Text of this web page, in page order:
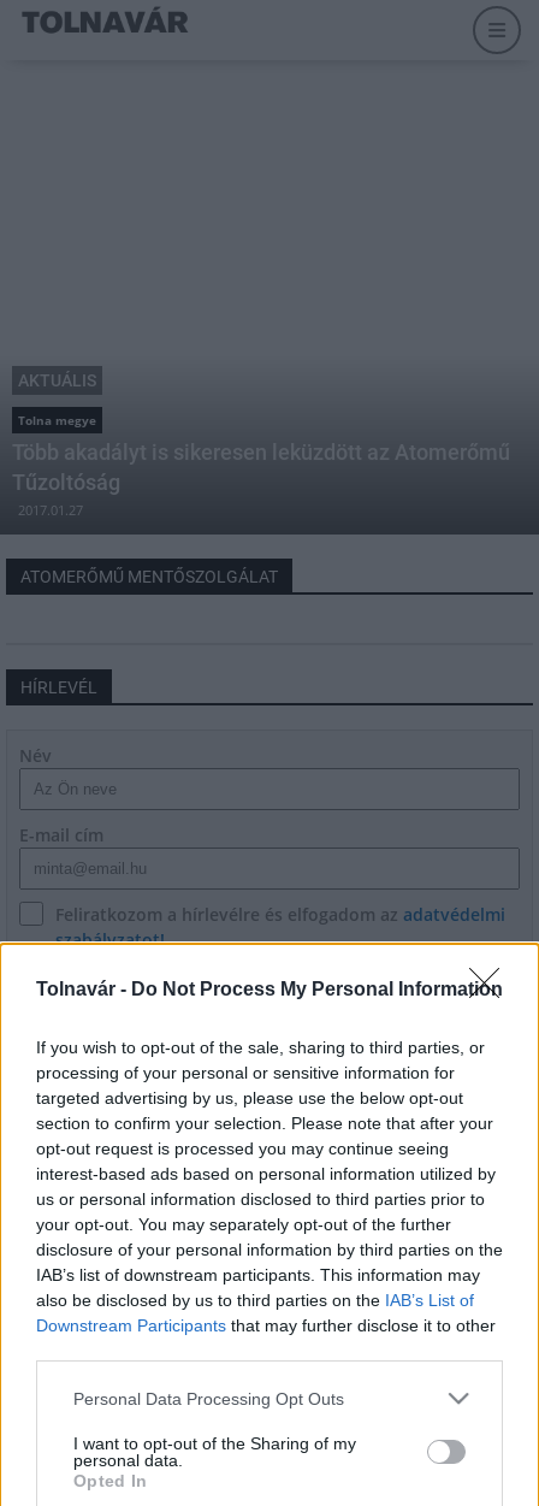
Tolnavár - Do Not Process My Personal Information
If you wish to opt-out of the sale, sharing to third parties, or
processing of your personal or sensitive information for
targeted advertising by us, please use the below opt-out
section to confirm your selection. Please note that after your
opt-out request is processed you may continue seeing
interest-based ads based on personal information utilized by
us or personal information disclosed to third parties prior to
your opt-out. You may separately opt-out of the further
disclosure of your personal information by third parties on the
IAB’s list of downstream participants. This information may
also be disclosed by us to third parties on the IAB’s List of
Downstream Participants that may further disclose it to other
Please note that this website/app uses one or more Google
not limited to your visit or usage behaviour. You may click to
grant or deny consent to Google and its third-party tags to
use your data for below specified purposes in below Google
Personal Data Processing Opt Outs
I want to opt-out of the Sharing of my
personal data.
Opted In
AKTUÁLIS
Tolna megye
Több akadályt is sikeresen leküzdött az Atomerőmű
Tűzoltóság
2017.01.27
ATOMERŐMŰ MENTŐSZOLGÁLAT
HÍRLEVÉL
Név
E-mail cím
Feliratkozom a hírlevélre és elfogadom az adatvédelmi
szabályzatot!
FELIRATKOZÁS
LEGFRISSEBB
Országos hírek
Megérkezett az eső a Duna vízgyűjtőjére
Országos hírek
EGYETEM
Országos hírek